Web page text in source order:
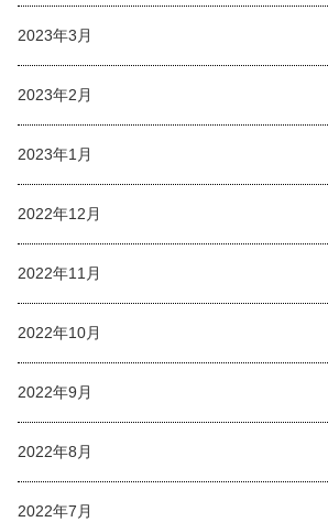
2023年3月
2023年2月
2023年1月
2022年12月
2022年11月
2022年10月
2022年9月
2022年8月
2022年7月